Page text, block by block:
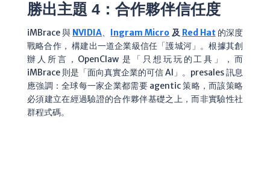
勝出主題 4：合作夥伴信任度
iMBrace 與 NVIDIA、 Ingram Micro 及 Red Hat的深度
戰略合作， 構建出一道企業級信任「護城河」。根據其創
辦人所言，OpenClaw 是「只想玩玩的工具」，而
iMBrace 則是「面向真實企業的可信 AI」。presales 訊息
應強調：全球每一家企業都需要 agentic 策略，而該策略
必須建立在經過驗證的合作夥伴基礎之上，而非實驗性社
群程式碼。